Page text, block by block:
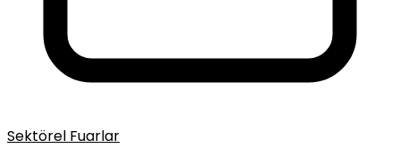
Sektörel Fuarlar